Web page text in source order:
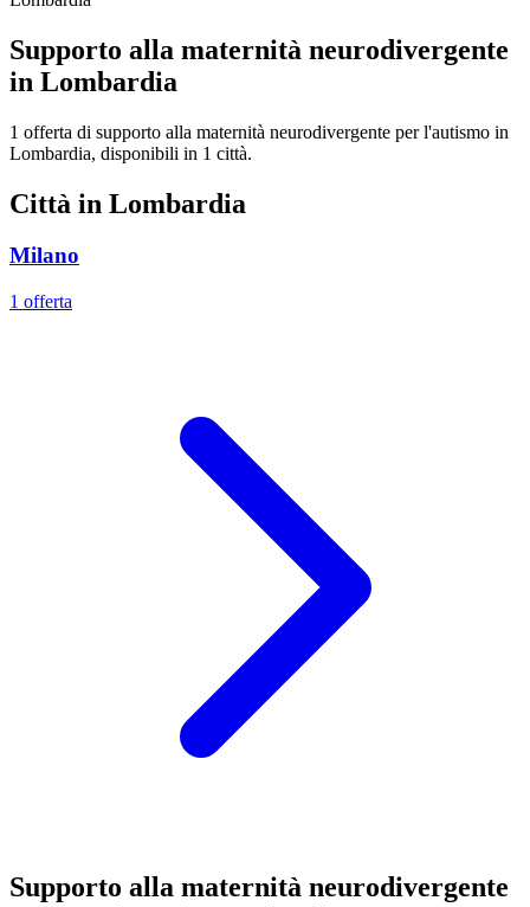
Supporto alla maternità neurodivergente
in Lombardia
1 offerta di supporto alla maternità neurodivergente per l'autismo in
Lombardia, disponibili in 1 città.
Città in Lombardia
Milano
1 offerta
Supporto alla maternità neurodivergente